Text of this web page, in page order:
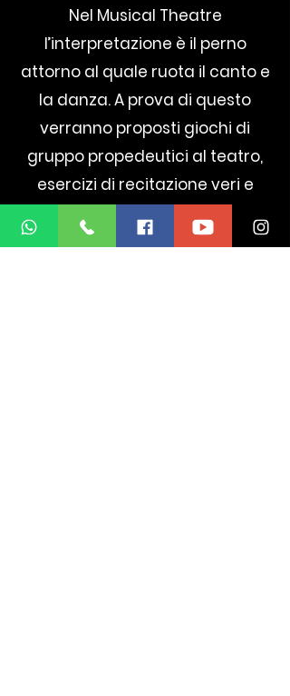
Nel Musical Theatre
l’interpretazione è il perno
attorno al quale ruota il canto e
la danza. A prova di questo
verranno proposti giochi di
gruppo propedeutici al teatro,
esercizi di recitazione veri e
specifiche per il genere e studio